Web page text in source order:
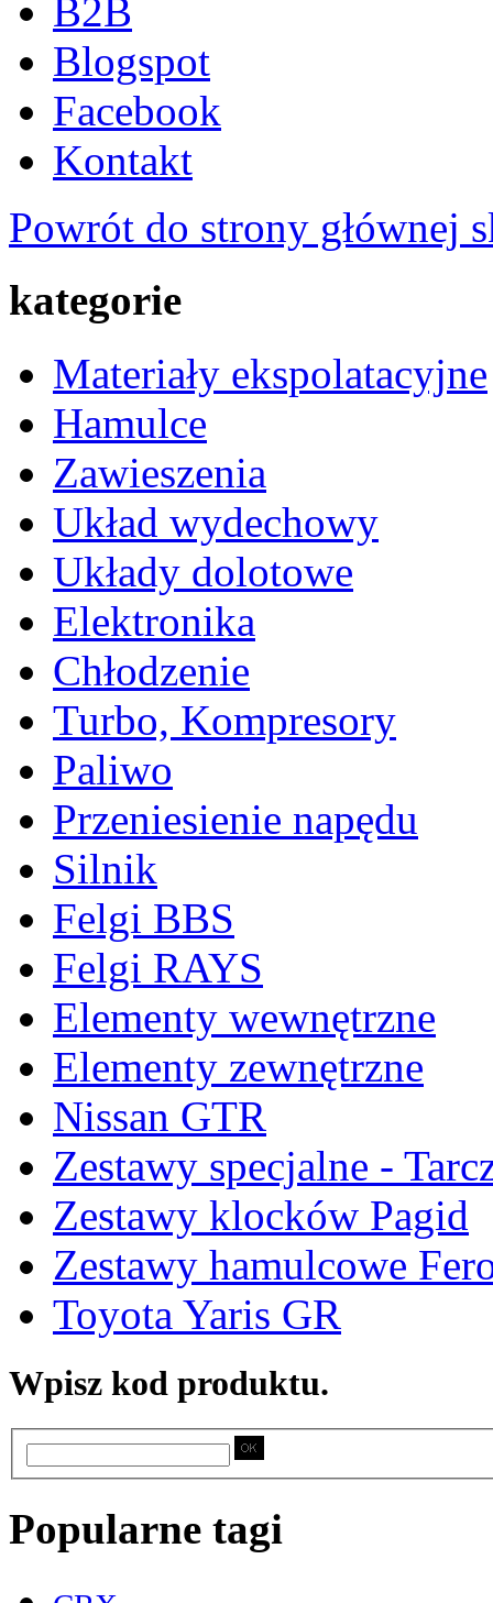
B2B
Blogspot
Facebook
Kontakt
Powrót do strony głównej
kategorie
Materiały ekspolatacyjne
Hamulce
Zawieszenia
Układ wydechowy
Układy dolotowe
Elektronika
Chłodzenie
Turbo, Kompresory
Paliwo
Przeniesienie napędu
Silnik
Felgi BBS
Felgi RAYS
Elementy wewnętrzne
Elementy zewnętrzne
Nissan GTR
Zestawy specjalne -
Zestawy klocków Pagid
Zestawy hamulcowe
Toyota Yaris GR
Wpisz kod produktu.
Popularne tagi